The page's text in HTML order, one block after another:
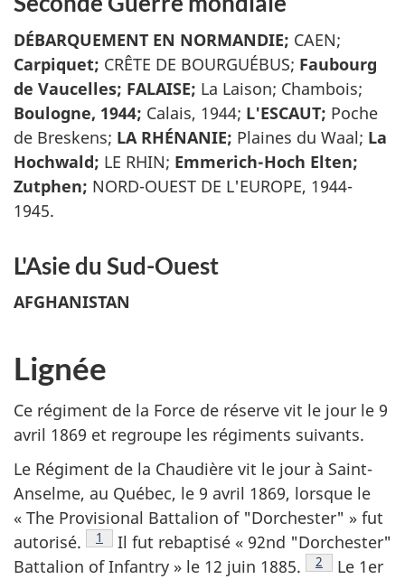
DÉBARQUEMENT EN NORMANDIE; CAEN;
Carpiquet; CRÊTE DE BOURGUÉBUS; Faubourg
de Vaucelles; FALAISE; La Laison; Chambois;
Boulogne, 1944; Calais, 1944; L'ESCAUT; Poche
de Breskens; LA RHÉNANIE; Plaines du Waal; La
Hochwald; LE RHIN; Emmerich-Hoch Elten;
Zutphen; NORD-OUEST DE L'EUROPE, 1944-
1945.
L'Asie du Sud-Ouest
AFGHANISTAN
Lignée
Ce régiment de la Force de réserve vit le jour le 9
avril 1869 et regroupe les régiments suivants.
Le Régiment de la Chaudière vit le jour à Saint-
Anselme, au Québec, le 9 avril 1869, lorsque le
« The Provisional Battalion of "Dorchester" » fut
autorisé.
Note de bas de page
1 Il fut rebaptisé « 92nd "Dorchester"
Battalion of Infantry » le 12 juin 1885. Note de bas
2
Le 1er